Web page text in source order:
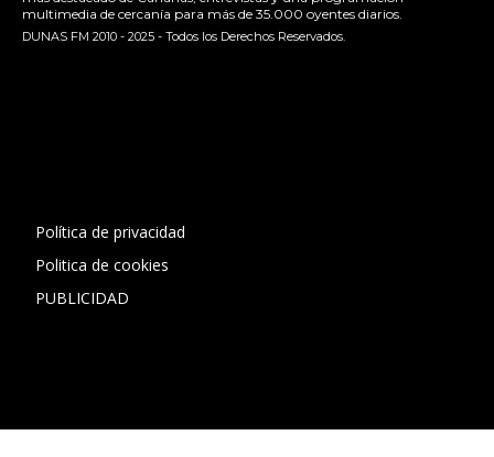
multimedia de cercanía para más de 35.000 oyentes diarios.
DUNAS FM 2010 - 2025 - Todos los Derechos Reservados.
Política de privacidad
Politica de cookies
PUBLICIDAD